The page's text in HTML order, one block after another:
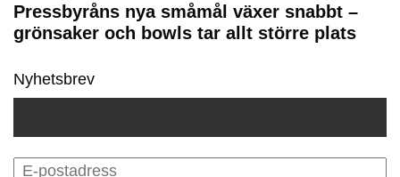
Pressbyråns nya småmål växer snabbt –
grönsaker och bowls tar allt större plats
Nyhetsbrev